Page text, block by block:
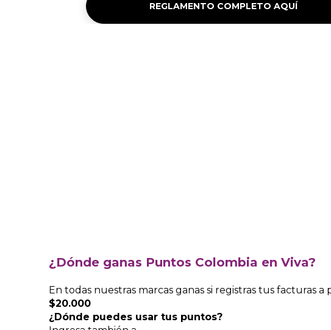
REGLAMENTO COMPLETO AQUÍ
¿Dónde ganas Puntos Colombia en Viva?
En todas nuestras marcas ganas si registras tus facturas a
$20.000
¿Dónde puedes usar tus puntos?